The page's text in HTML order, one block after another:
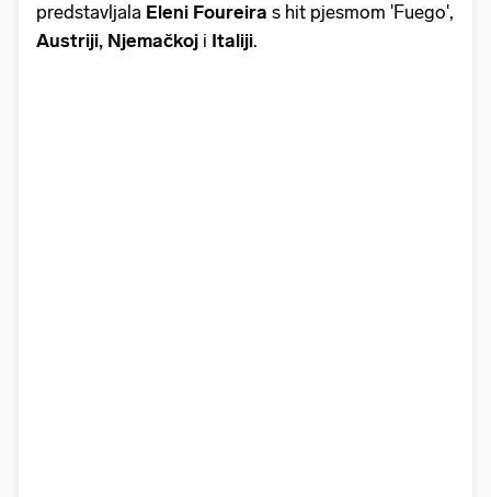
predstavljala Eleni Foureira s hit pjesmom 'Fuego',
Austriji, Njemačkoj i Italiji.